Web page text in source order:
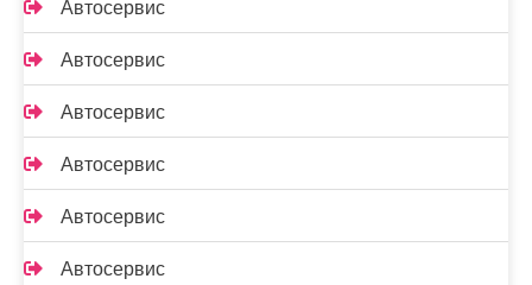
Автосервис
Автосервис
Автосервис
Автосервис
Автосервис
Автосервис